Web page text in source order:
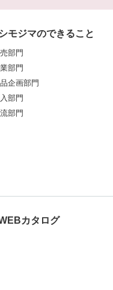
モジマのできること
部門
部門
企画部門
部門
部門
カタログ